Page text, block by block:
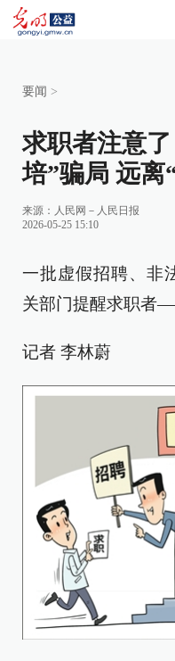
要闻 >
求职者注意
培”骗局 远离
来源： 人民网－人民日报
2026-05-25 15:10
一批虚假招聘、非
关部门提醒求职者
记者 李林蔚